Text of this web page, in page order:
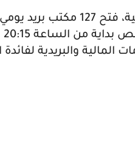
المالية والبريدية